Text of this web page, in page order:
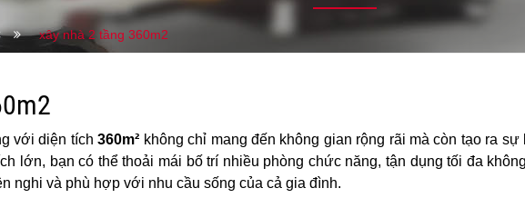
xây nhà 2 tầng 360m2
với diện tích360m² không chỉ mang đến không gian rộng rãi mà còn tạo ra sự
lớn, bạn có thể thoải mái bố trí nhiều phòng chức năng, tận dụng tối đa
nghi và phù hợp với nhu cầu sống của cả gia đình.